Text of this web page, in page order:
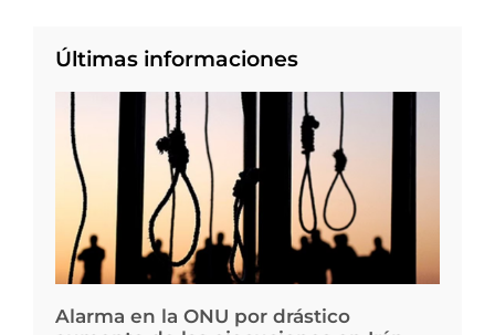
Últimas informaciones
Alarma en la ONU por drástico